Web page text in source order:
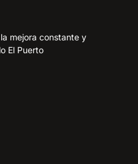
mejora constante y
El Puerto